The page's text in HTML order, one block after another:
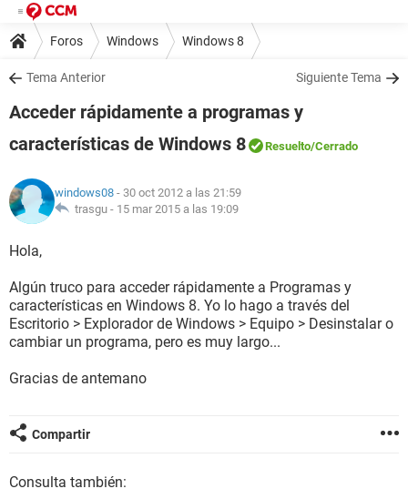
Foros Windows Windows 8
Tema Anterior Siguiente Tema
Acceder rápidamente a programas y
características de Windows 8
Resuelto/Cerrado
windows08 - 30 oct 2012 a las 21:59
trasgu - 15 mar 2015 a las 19:09
Hola,
Algún truco para acceder rápidamente a Programas y
características en Windows 8. Yo lo hago a través del
Escritorio > Explorador de Windows > Equipo > Desinstalar o
cambiar un programa, pero es muy largo...
Gracias de antemano
Compartir
Consulta también: